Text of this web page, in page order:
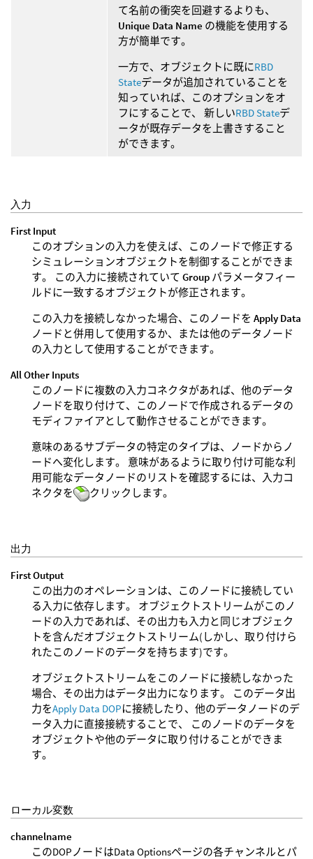
て名前の衝突を回避するよりも、
Unique Data Name の機能を使用する
方が簡単です。
一方で、オブジェクトに既にRBD
Stateデータが追加されていることを
知っていれば、このオプションをオ
フにすることで、 新しいRBD Stateデ
ータが既存データを上書きすること
ができます。
入力
First Input
このオプションの入力を使えば、このノードで修正する
シミュレーションオブジェクトを制御することができま
す。 この入力に接続されていて Group パラメータフィー
ルドに一致するオブジェクトが修正されます。
この入力を接続しなかった場合、このノードを Apply Data
ノードと併用して使用するか、または他のデータノード
の入力として使用することができます。
All Other Inputs
このノードに複数の入力コネクタがあれば、他のデータ
ノードを取り付けて、このノードで作成されるデータの
モディファイアとして動作させることができます。
意味のあるサブデータの特定のタイプは、ノードからノ
ードへ変化します。 意味があるように取り付け可能な利
用可能なデータノードのリストを確認するには、入力コ
ネクタを
クリックします。
出力
First Output
この出力のオペレーションは、このノードに接続してい
る入力に依存します。 オブジェクトストリームがこのノ
ードの入力であれば、その出力も入力と同じオブジェク
トを含んだオブジェクトストリーム(しかし、取り付けら
れたこのノードのデータを持ちます)です。
オブジェクトストリームをこのノードに接続しなかった
場合、その出力はデータ出力になります。 このデータ出
力をApply Data DOPに接続したり、他のデータノードのデ
ータ入力に直接接続することで、 このノードのデータを
オブジェクトや他のデータに取り付けることができま
す。
ローカル変数
channelname
このDOPノードはData Optionsページの各チャンネルとパ